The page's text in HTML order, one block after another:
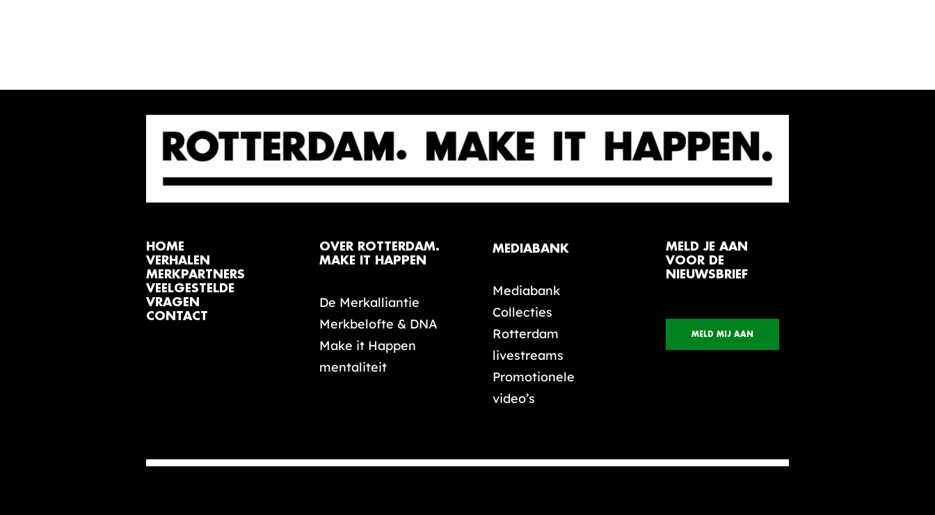
HOME
VERHALEN
MERKPARTNERS
VEELGESTELDE
VRAGEN
CONTACT
OVER ROTTERDAM.
MAKE IT HAPPEN
De Merkalliantie
Merkbelofte & DNA
Make it Happen
mentaliteit
MEDIABANK
Mediabank
Collecties
Rotterdam
livestreams
Promotionele
video’s
MELD JE AAN
VOOR DE
NIEUWSBRIEF
MELD MIJ AAN